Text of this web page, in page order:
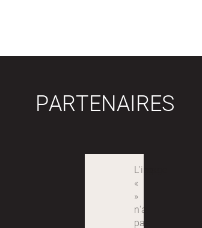
PARTENAIRES